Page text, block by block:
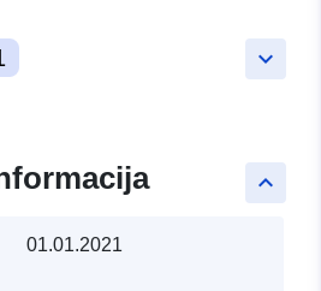
keyboard_arrow_down
keyboard_arrow_up
01.01.2021